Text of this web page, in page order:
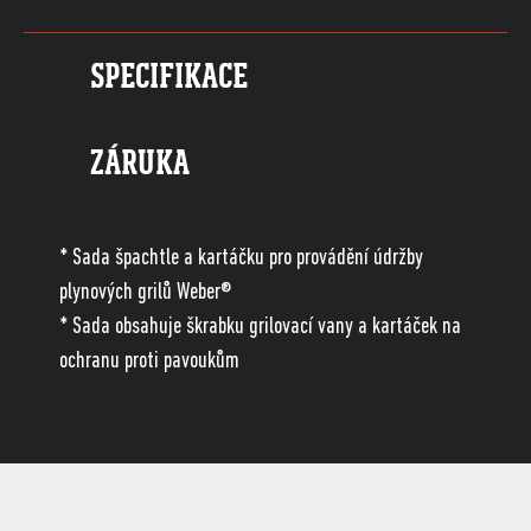
SPECIFIKACE
ZÁRUKA
* Sada špachtle a kartáčku pro provádění údržby
plynových grilů Weber®
* Sada obsahuje škrabku grilovací vany a kartáček na
ochranu proti pavoukům